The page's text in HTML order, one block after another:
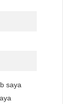
saya